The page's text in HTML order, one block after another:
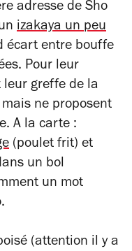
adresse de Sho
izakaya un peu
écart entre bouffe
Pour leur
leur greffe de la
ne proposent
A la carte :
(poulet frit) et
un bol
un mot
.
(attention il y a